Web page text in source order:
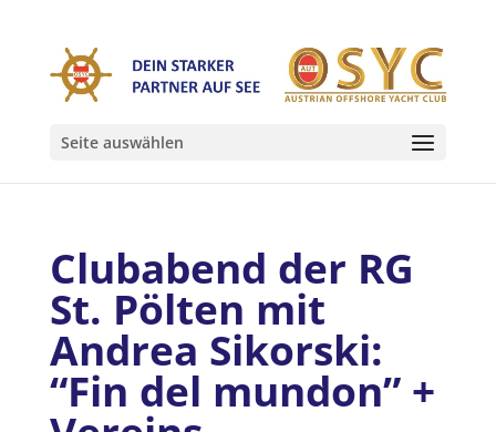
Seite auswählen
Clubabend der RG
St. Pölten mit
Andrea Sikorski:
“Fin del mundon” +